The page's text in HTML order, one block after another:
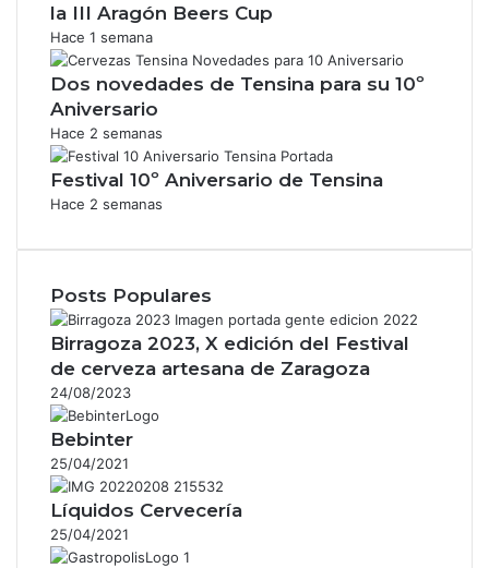
la III Aragón Beers Cup
Hace 1 semana
Dos novedades de Tensina para su 10º
Aniversario
Hace 2 semanas
Festival 10º Aniversario de Tensina
Hace 2 semanas
Posts Populares
Birragoza 2023, X edición del Festival
de cerveza artesana de Zaragoza
24/08/2023
Bebinter
25/04/2021
Líquidos Cervecería
25/04/2021